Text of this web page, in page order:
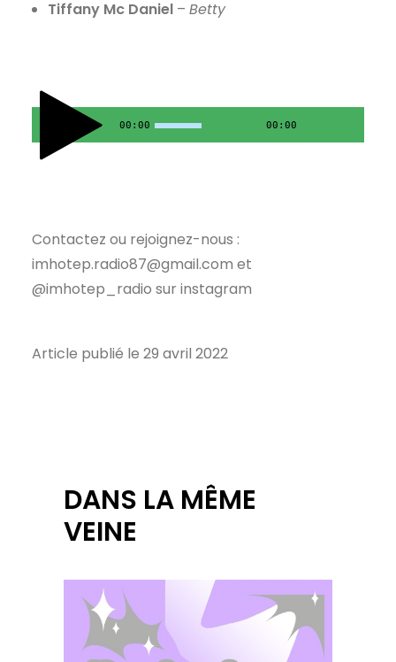
Tiffany Mc Daniel – Betty
00:00 00:00
Contactez ou rejoignez-nous :
imhotep.radio87@gmail.com et
@imhotep_radio sur instagram
Article publié le 29 avril 2022
DANS LA MÊME
VEINE